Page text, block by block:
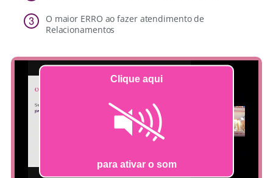
O maior ERRO ao fazer atendimento de
Relacionamentos